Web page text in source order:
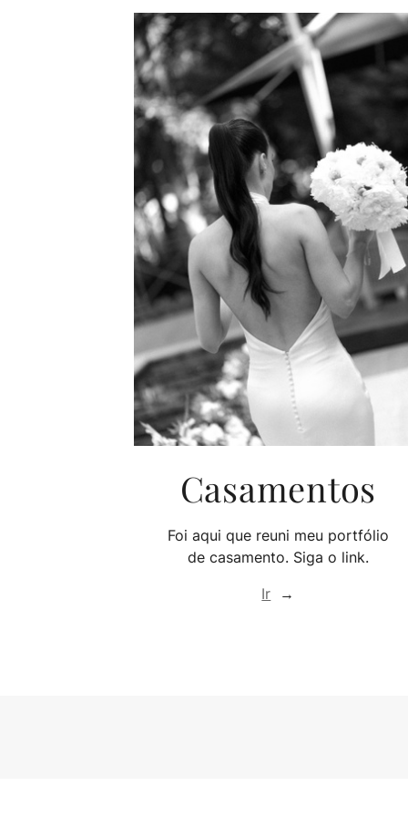
Casamentos
Foi aqui que reuni meu portfólio
de casamento. Siga o link.
Ir →